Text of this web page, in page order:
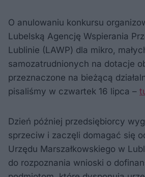
O anulowaniu konkursu
Lubelską Agencję Wspierania
Lublinie (LAWP) dla mikro,
samozatrudnionych na dotacje
przeznaczone na bieżącą
pisaliśmy w czwartek 16 lipca –
Dzień później przedsiębiorcy
sprzeciw i zaczęli domagać się
Urzędu Marszałkowskiego w
do rozpoznania wnioski o